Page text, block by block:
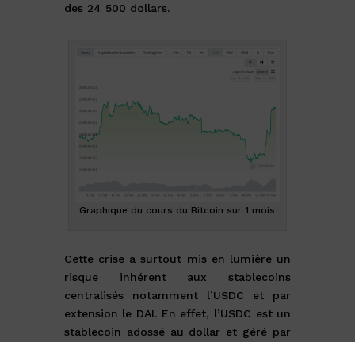
des 24 500 dollars.
Graphique du cours du Bitcoin sur 1 mois
Cette crise a surtout mis en lumière un
risque inhérent aux stablecoins
centralisés notamment l’USDC et par
extension le DAI. En effet, l’USDC est un
stablecoin adossé au dollar et géré par